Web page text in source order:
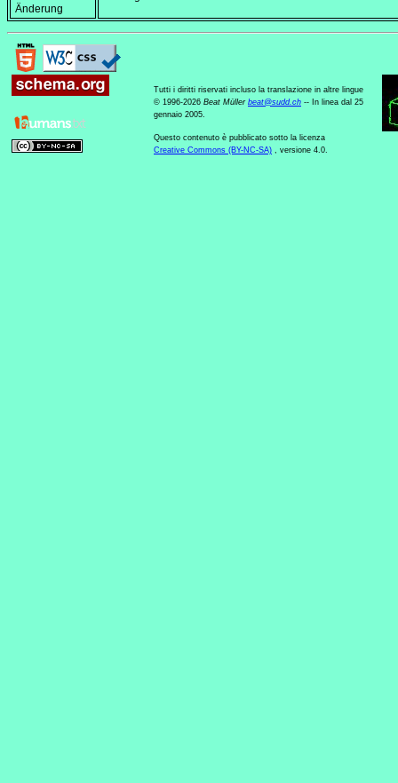
Änderung
Tutti i diritti riservati incluso la translazione in altre lingue
© 1996-2026 Beat Müller beat@sudd.ch -- In linea dal 25
gennaio 2005.
Questo contenuto è pubblicato sotto la licenza
Creative Commons (BY-NC-SA) , versione 4.0.